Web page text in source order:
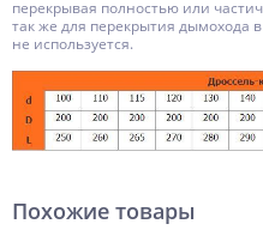
перекрывая полностью или
так же для перекрытия дымохода
не используется.
Похожие товары